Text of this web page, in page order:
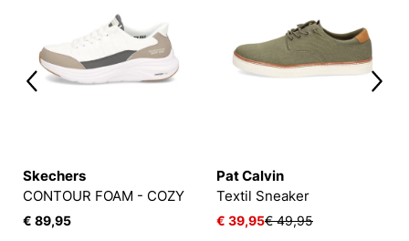
Skechers
CONTOUR FOAM - COZY
€ 89,95
Pat Calvin
Textil Sneaker
€ 39,95€ 49,95